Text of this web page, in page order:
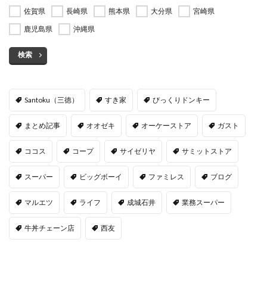
佐賀県
長崎県 熊本県 大分県
宮崎県
鹿児島県
沖縄県
検索
Santoku（三徳） すき家 びっくりドンキー
まとめ記事 オオゼキ オーケーストア ガスト
ココス コープ サイゼリヤ サミットストア
スーパー ビッグボーイ ファミレス ブログ
マルエツ ライフ 成城石井 業務スーパー
牛丼チェーン店 西友